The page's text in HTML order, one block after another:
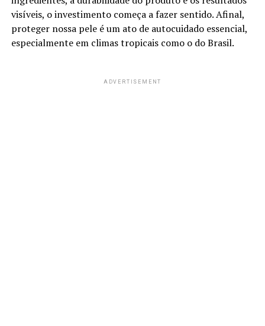
visíveis, o investimento começa a fazer sentido. Afinal,
proteger nossa pele é um ato de autocuidado essencial,
especialmente em climas tropicais como o do Brasil.
ADVERTISEMENT